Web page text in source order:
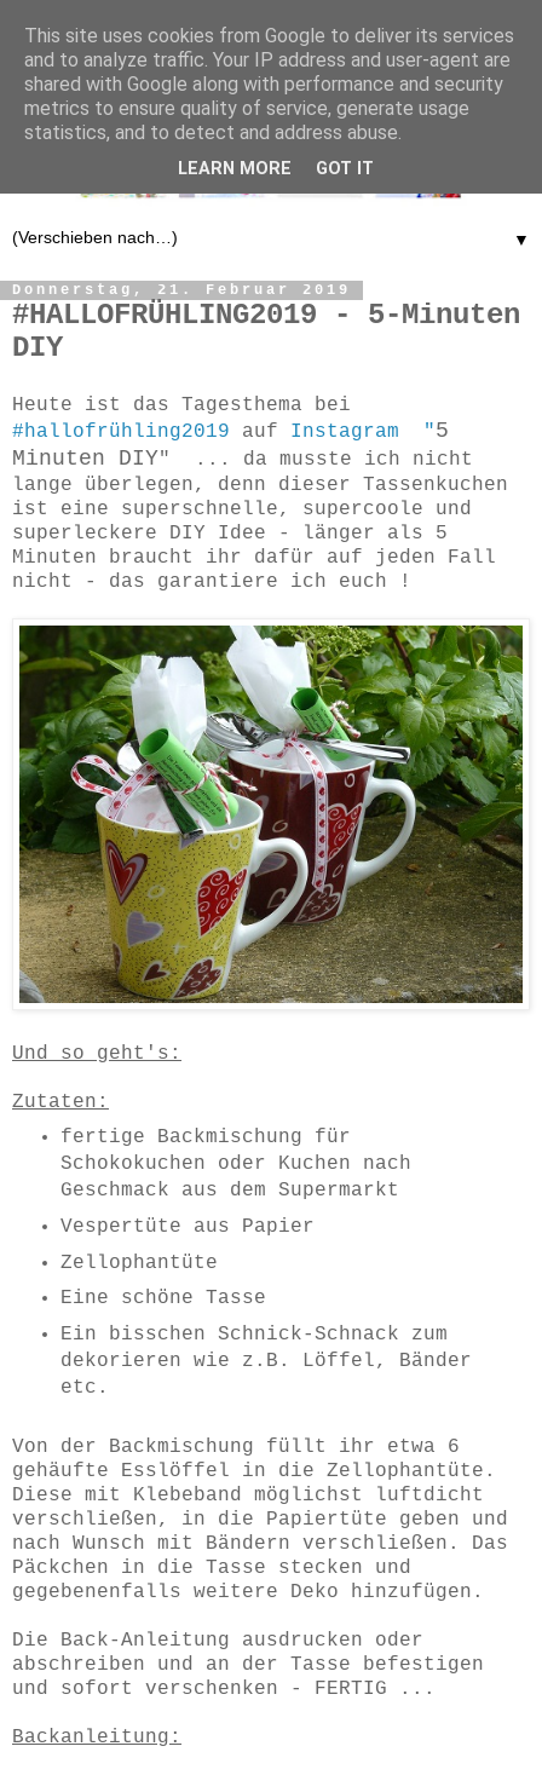
▼
Donnerstag, 21. Februar 2019
#HALLOFRÜHLING2019 - 5-Minuten
DIY
Heute ist das Tagesthema bei
#hallofrühling2019 auf Instagram "5
Minuten DIY" ... da musste ich nicht
lange überlegen, denn dieser Tassenkuchen
ist eine superschnelle, supercoole und
superleckere DIY Idee - länger als 5
Minuten braucht ihr dafür auf jeden Fall
nicht - das garantiere ich euch !
Und so geht's:
Zutaten:
fertige Backmischung für
Schokokuchen oder Kuchen nach
Geschmack aus dem Supermarkt
Vespertüte aus Papier
Zellophantüte
Eine schöne Tasse
Ein bisschen Schnick-Schnack zum
dekorieren wie z.B. Löffel, Bänder
etc.
Von der Backmischung füllt ihr etwa 6
gehäufte Esslöffel in die Zellophantüte.
Diese mit Klebeband möglichst luftdicht
verschließen, in die Papiertüte geben und
nach Wunsch mit Bändern verschließen. Das
Päckchen in die Tasse stecken und
gegebenenfalls weitere Deko hinzufügen.
Die Back-Anleitung ausdrucken oder
abschreiben und an der Tasse befestigen
und sofort verschenken - FERTIG ...
Backanleitung:
This site uses cookies from Google to deliver its services
and to analyze traffic. Your IP address and user-agent are
shared with Google along with performance and security
metrics to ensure quality of service, generate usage
statistics, and to detect and address abuse.
LEARN MORE GOT IT